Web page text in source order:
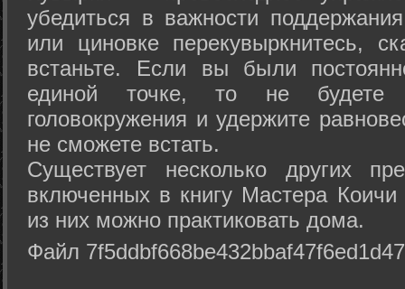
убедиться в важности
или циновке перекувыркнитесь,
встаньте. Если вы были
единой точке, то не будете
головокружения и удержите
не сможете встать.
Существует несколько других
включенных в книгу Мастера
из них можно практиковать дома.
Файл